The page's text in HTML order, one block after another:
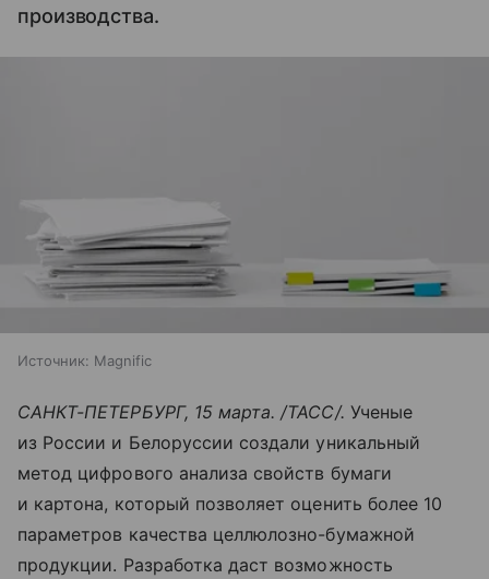
производства.
Источник: Magnific
САНКТ-ПЕТЕРБУРГ, 15 марта. /ТАСС/. Ученые
из России и Белоруссии создали уникальный
метод цифрового анализа свойств бумаги
и картона, который позволяет оценить более 10
параметров качества целлюлозно-бумажной
продукции. Разработка даст возможность